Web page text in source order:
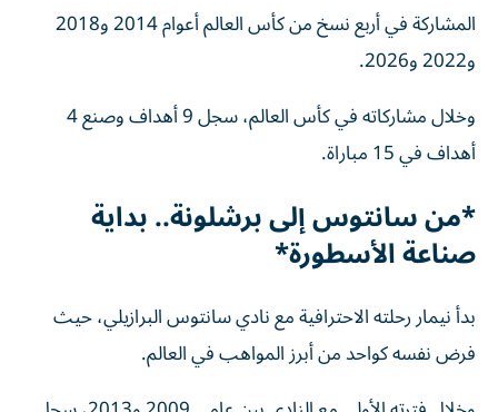
المشاركة في أربع نسخ من كأس العالم أعوام 2014 و2018
و2022 و2026.
وخلال مشاركاته في كأس العالم، سجل 9 أهداف وصنع 4
أهداف في 15 مباراة.
*من سانتوس إلى برشلونة.. بداية
صناعة الأسطورة*
بدأ نيمار رحلته الاحترافية مع نادي سانتوس البرازيلي، حيث
فرض نفسه كواحد من أبرز المواهب في العالم.